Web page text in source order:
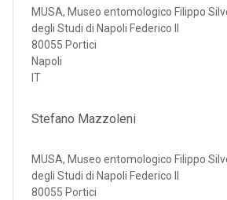
MUSA, Museo entomologico Filippo
degli Studi di Napoli Federico II
80055 Portici
Napoli
IT
Stefano Mazzoleni
MUSA, Museo entomologico Filippo
degli Studi di Napoli Federico II
80055 Portici